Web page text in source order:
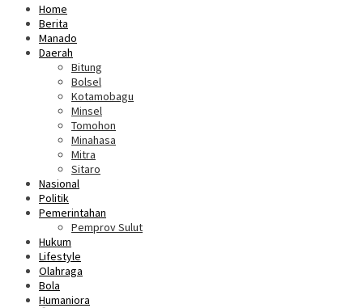
Home
Berita
Manado
Daerah
Bitung
Bolsel
Kotamobagu
Minsel
Tomohon
Minahasa
Mitra
Sitaro
Nasional
Politik
Pemerintahan
Pemprov Sulut
Hukum
Lifestyle
Olahraga
Bola
Humaniora